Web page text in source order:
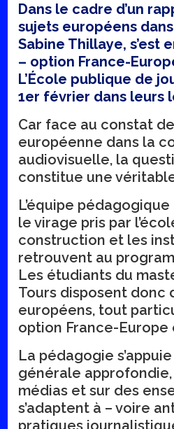
Dans le cadre d’un
sujets européens
Sabine Thillaye, s’est
– option France-
L’École publique de
1er février dans leurs
Car face au constat
européenne dans la
audiovisuelle, la
constitue une
L’équipe
le virage pris par
construction et les
retrouvent au
Les étudiants du
Tours disposent donc
européens, tout
option France-
La pédagogie
générale
médias et sur des
s’adaptent à – voire
pratiques